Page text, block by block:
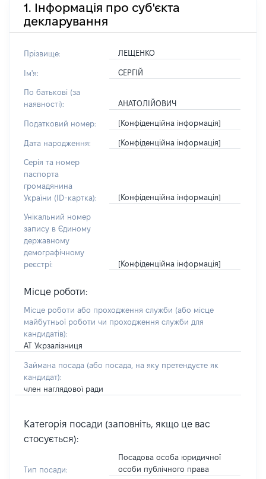
1. Інформація про суб'єкта
декларування
Прізвище: ЛЕЩЕНКО
Ім'я: СЕРГІЙ
По батькові (за
наявності):
АНАТОЛІЙОВИЧ
Податковий номер: [Конфіденційна інформація]
Дата народження: [Конфіденційна інформація]
Серія та номер
паспорта
громадянина
України (ID-картка):
[Конфіденційна інформація]
Унікальний номер
запису в Єдиному
державному
демографічному
реєстрі:
[Конфіденційна інформація]
Місце роботи:
Місце роботи або проходження служби (або місце
майбутньої роботи чи проходження служби для
кандидатів):
АТ Укрзалізниця
Займана посада (або посада, на яку претендуєте як
кандидат):
член наглядової ради
Категорія посади (заповніть, якщо це вас
стосується):
Тип посади:
Посадова особа юридичної
особи публічного права